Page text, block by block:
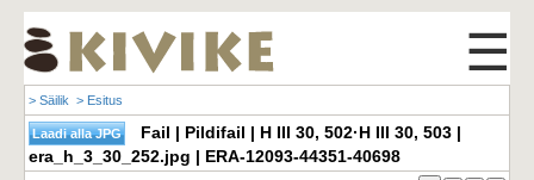
☰
> Säilik > Esitus
Fail | Pildifail | H III 30, 502·H III 30, 503 |
era_h_3_30_252.jpg | ERA-12093-44351-40698